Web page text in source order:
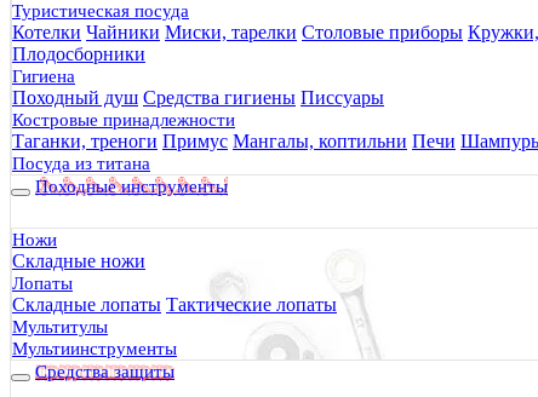
Туристическая посуда
Котелки Чайники Миски, тарелки Столовые приборы
Плодосборники
Гигиена
Походный душ Средства гигиены Писсуары
Костровые принадлежности
Таганки, треноги Примус Мангалы, коптильни Печи
Посуда из титана
Походные инструменты
Ножи
Складные ножи
Лопаты
Складные лопаты Тактические лопаты
Мультитулы
Мультиинструменты
Средства защиты